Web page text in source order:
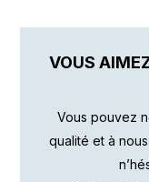
VOUS
Vous pouvez
qualité et à